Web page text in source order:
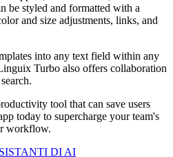
be styled and formatted with a
and size adjustments, links, and
into any text field within any
Turbo also offers collaboration
tool that can save users
today to supercharge your team's
workflow.
DI AI